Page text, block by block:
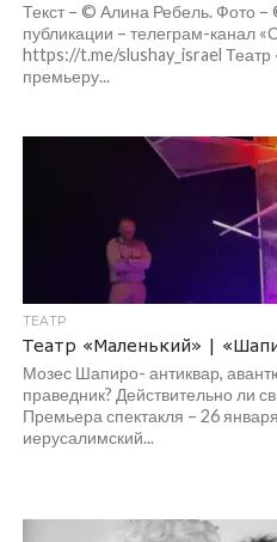
Текст – © Алина Ребель. Фото
публикации – телеграм-канал
https://t.me/slushay_israel Театр
премьеру...
ТЕАТР
Театр «Маленький» |
Мозес Шапиро- антиквар,
праведник? Действительно ли
Премьера спектакля – 26
иерусалимский...